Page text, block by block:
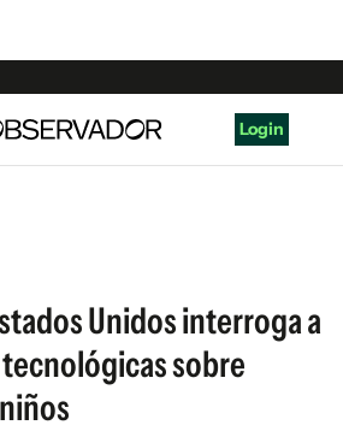
Login
Unidos interroga a
sobre